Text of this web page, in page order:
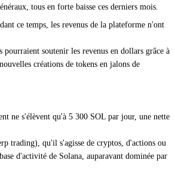
tous en forte baisse ces derniers mois.
ce temps, les revenus de la plateforme n'ont
soutenir les revenus en dollars grâce à
créations de tokens en jalons de
ne s'élèvent qu'à 5 300 SOL par jour, une nette
trading), qu'il s'agisse de cryptos, d'actions ou
d'activité de Solana, auparavant dominée par